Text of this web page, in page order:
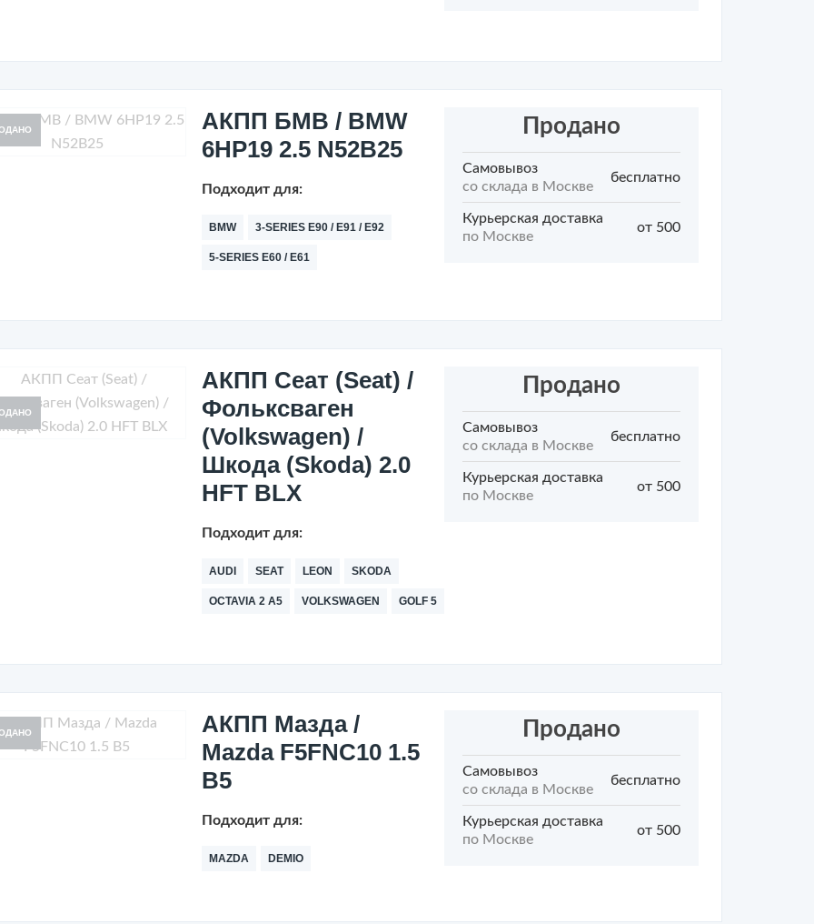
АКПП БМВ / BMW
6HP19 2.5 N52B25
Подходит для:
BMW 3-SERIES E90 / E91 / E92
5-SERIES E60 / E61
Продано
Самовывоз
со склада в Москве
бесплатно
Курьерская доставка
по Москве
от 500
АКПП Сеат (Seat) /
Фольксваген
(Volkswagen) /
Шкода (Skoda) 2.0
HFT BLX
Подходит для:
AUDI SEAT LEON SKODA
OCTAVIA 2 A5 VOLKSWAGEN GOLF 5
Продано
Самовывоз
со склада в Москве
бесплатно
Курьерская доставка
по Москве
от 500
АКПП Мазда /
Mazda F5FNC10 1.5
B5
Подходит для:
MAZDA DEMIO
Продано
Самовывоз
со склада в Москве
бесплатно
Курьерская доставка
по Москве
от 500